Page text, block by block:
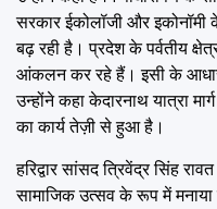
सरकार ईकोलॉजी और
बढ़ रही है। प्रदेश के पर्वतीय
आंकलन कर रहे हैं। इसी के आधार
उन्होंने कहा केदारनाथ यात्रा
का कार्य तेज़ी से हुआ है।
हरिद्वार सांसद त्रिवेंद्र सिंह
सामाजिक उत्सव के रूप में मनाया